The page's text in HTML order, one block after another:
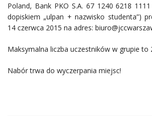
Poland, Bank PKO S.A. 67 1240 6218
dopiskiem „ulpan + nazwisko studenta”)
14 czerwca 2015 na adres:
Maksymalna liczba uczestników w grupie to
Nabór trwa do wyczerpania miejsc!